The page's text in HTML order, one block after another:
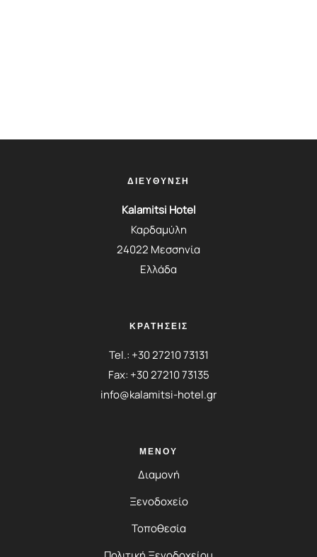
ΔΙΕΥΘΥΝΣΗ
Kalamitsi Hotel
Καρδαμύλη
24022 Μεσσηνία
Ελλάδα
ΚΡΑΤΗΣΕΙΣ
Tel.: +30 27210 73131
Fax: +30 27210 73135
info@kalamitsi-hotel.gr
ΜΕΝΟΎ
Διαμονή
Ξενοδοχείο
Τοποθεσία